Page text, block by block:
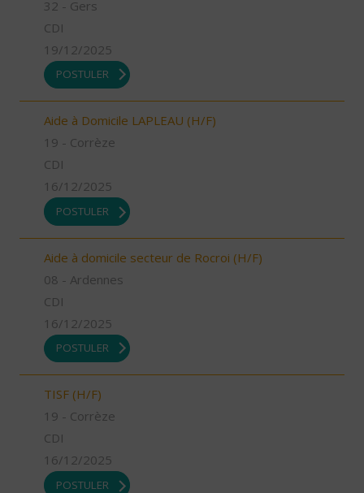
32 - Gers
CDI
19/12/2025
POSTULER
Aide à Domicile LAPLEAU (H/F)
19 - Corrèze
CDI
16/12/2025
POSTULER
Aide à domicile secteur de Rocroi (H/F)
08 - Ardennes
CDI
16/12/2025
POSTULER
TISF (H/F)
19 - Corrèze
CDI
16/12/2025
POSTULER